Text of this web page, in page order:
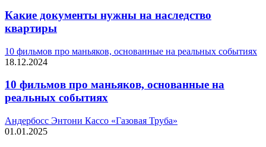
Какие документы нужны на наследство
квартиры
10 фильмов про маньяков, основанные на реальных событиях
18.12.2024
10 фильмов про маньяков, основанные на
реальных событиях
Андербосс Энтони Кассо «Газовая Труба»
01.01.2025